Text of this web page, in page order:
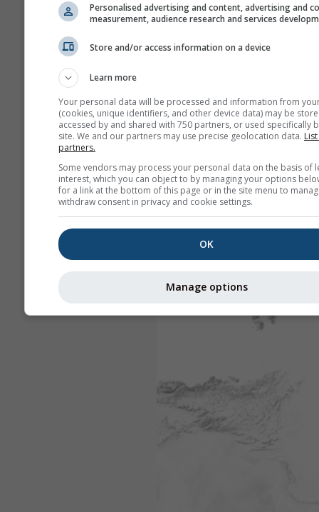
Personalised advertising and content, advertising and
measurement, audience research and services
Store and/or access information on a device
Learn more
Your personal data will be processed and information from
(cookies, unique identifiers, and other device data) may be
accessed by and shared with 750 partners, or used specifically
site. We and our partners may use precise geolocation data.
partners.
Some vendors may process your personal data on the basis of
interest, which you can object to by managing your options
for a link at the bottom of this page or in the site menu to
withdraw consent in privacy and cookie settings.
OK
Manage options